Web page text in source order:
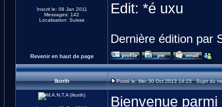
Inscrit le: 08 Jan 2011
Messages: 142
Localisation: Suisse
Edit: *é uxu
Dernière édition par
Revenir en haut de page
Ikorih Posté le: Mer 30 Oct 2013 14:23 Sujet du
Bienvenue